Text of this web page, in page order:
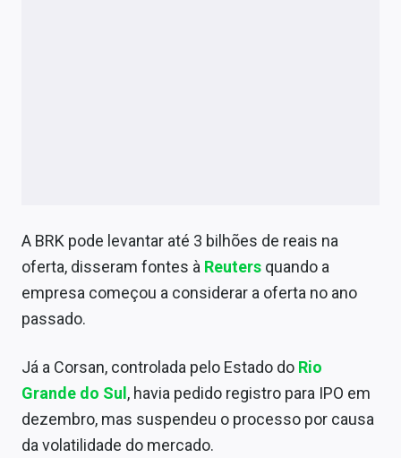
A BRK pode levantar até 3 bilhões de reais na
oferta, disseram fontes à Reuters quando a
empresa começou a considerar a oferta no ano
passado.
Já a Corsan, controlada pelo Estado do Rio
Grande do Sul , havia pedido registro para IPO em
dezembro, mas suspendeu o processo por causa
da volatilidade do mercado.